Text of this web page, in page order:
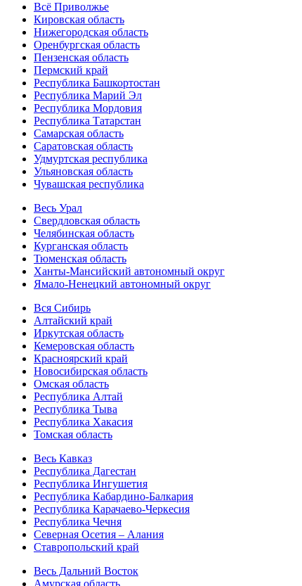
Всё Приволжье
Кировская область
Нижегородская область
Оренбургская область
Пензенская область
Пермский край
Республика Башкортостан
Республика Марий Эл
Республика Мордовия
Республика Татарстан
Самарская область
Саратовская область
Удмуртская республика
Ульяновская область
Чувашская республика
Весь Урал
Свердловская область
Челябинская область
Курганская область
Тюменская область
Ханты-Мансийский автономный округ
Ямало-Ненецкий автономный округ
Вся Сибирь
Алтайский край
Иркутская область
Кемеровская область
Красноярский край
Новосибирская область
Омская область
Республика Алтай
Республика Тыва
Республика Хакасия
Томская область
Весь Кавказ
Республика Дагестан
Республика Ингушетия
Республика Кабардино-Балкария
Республика Карачаево-Черкесия
Республика Чечня
Северная Осетия – Алания
Ставропольский край
Весь Дальний Восток
Амурская область